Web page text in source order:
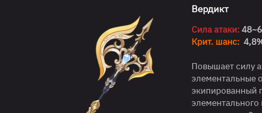
Вердикт
Сила атаки:
Крит. шанс:
Повышает силу
элементальные
экипированный